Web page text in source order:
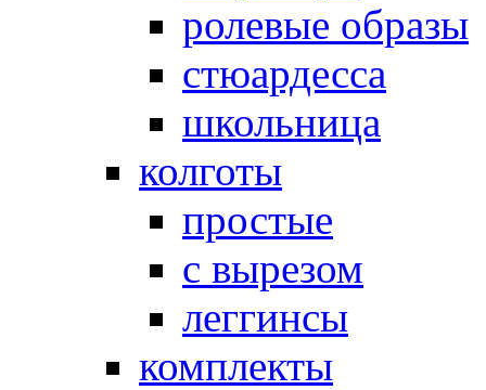
ролевые образы
стюардесса
школьница
колготы
простые
с вырезом
леггинсы
комплекты